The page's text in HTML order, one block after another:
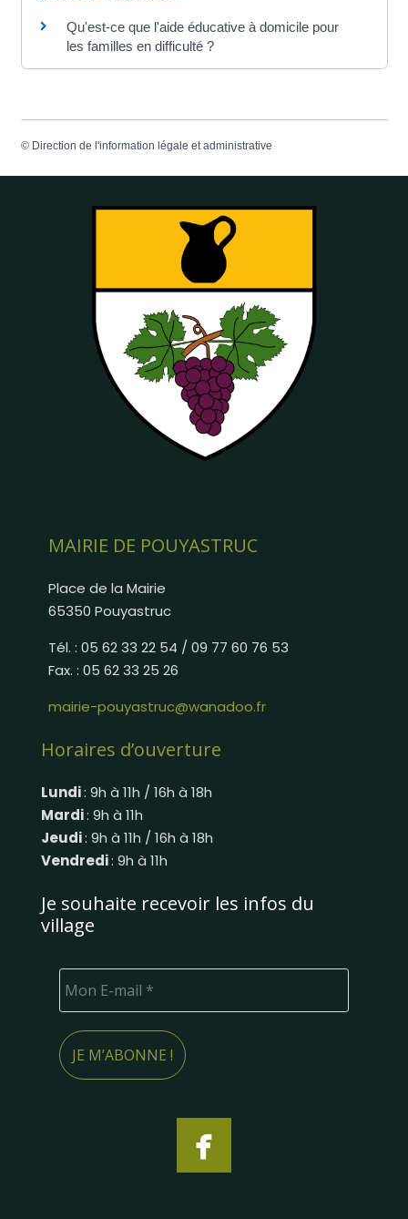
Qu'est-ce que l'aide éducative à domicile pour
les familles en difficulté ?
© Direction de l'information légale et administrative
MAIRIE DE POUYASTRUC
Place de la Mairie
65350 Pouyastruc
Tél. : 05 62 33 22 54 / 09 77 60 76 53
Fax. : 05 62 33 25 26
mairie-pouyastruc@wanadoo.fr
Horaires d’ouverture
Lundi: 9h à 11h / 16h à 18h
Mardi: 9h à 11h
Jeudi: 9h à 11h / 16h à 18h
Vendredi: 9h à 11h
Je souhaite recevoir les infos du
village